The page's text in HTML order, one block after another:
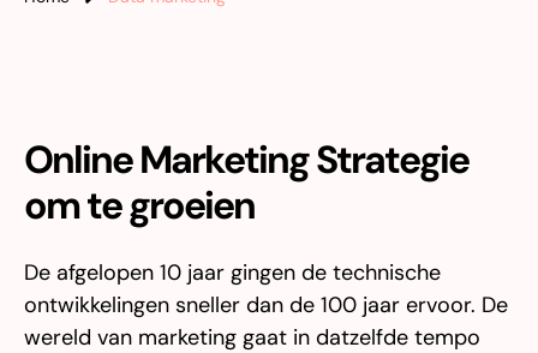
Online Marketing Strategie
om te groeien
De afgelopen 10 jaar gingen de technische
ontwikkelingen sneller dan de 100 jaar ervoor. De
wereld van marketing gaat in datzelfde tempo